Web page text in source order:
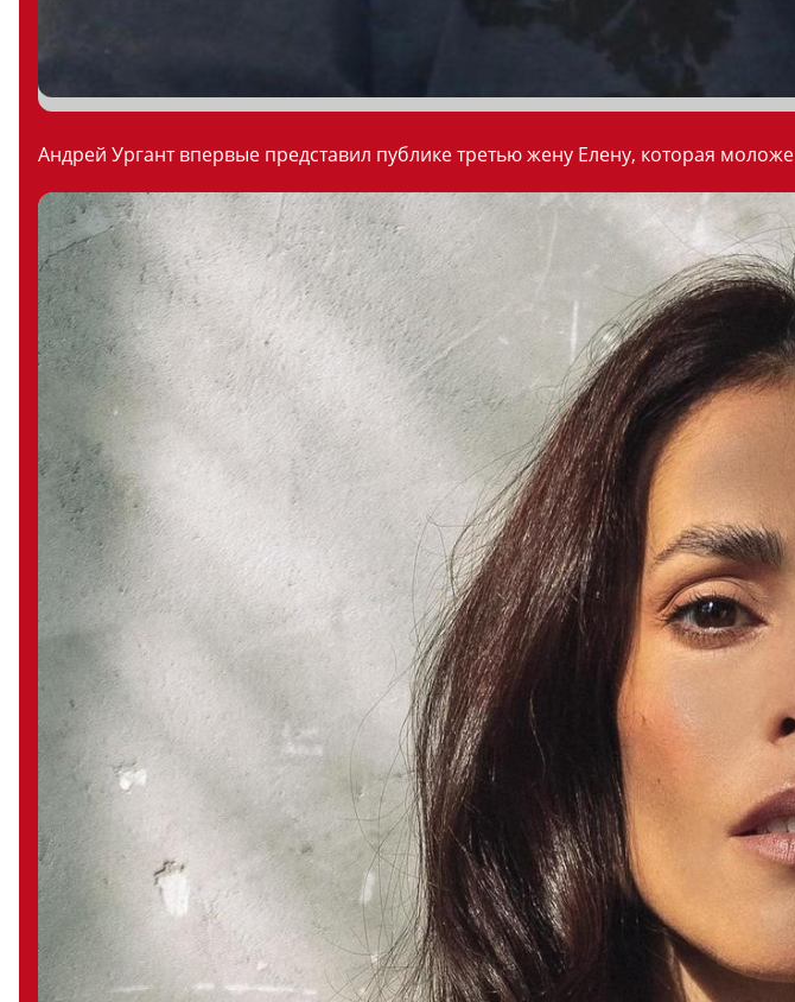
Андрей Ургант впервые представил публике третью жену Елену, которая